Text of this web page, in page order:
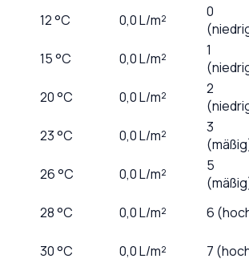
12°C 0,0L/m²
0
15°C 0,0L/m²
1
20°C 0,0L/m²
2
23°C 0,0L/m²
3
26°C 0,0L/m²
5
28°C 0,0L/m²
6
30°C 0,0L/m²
7